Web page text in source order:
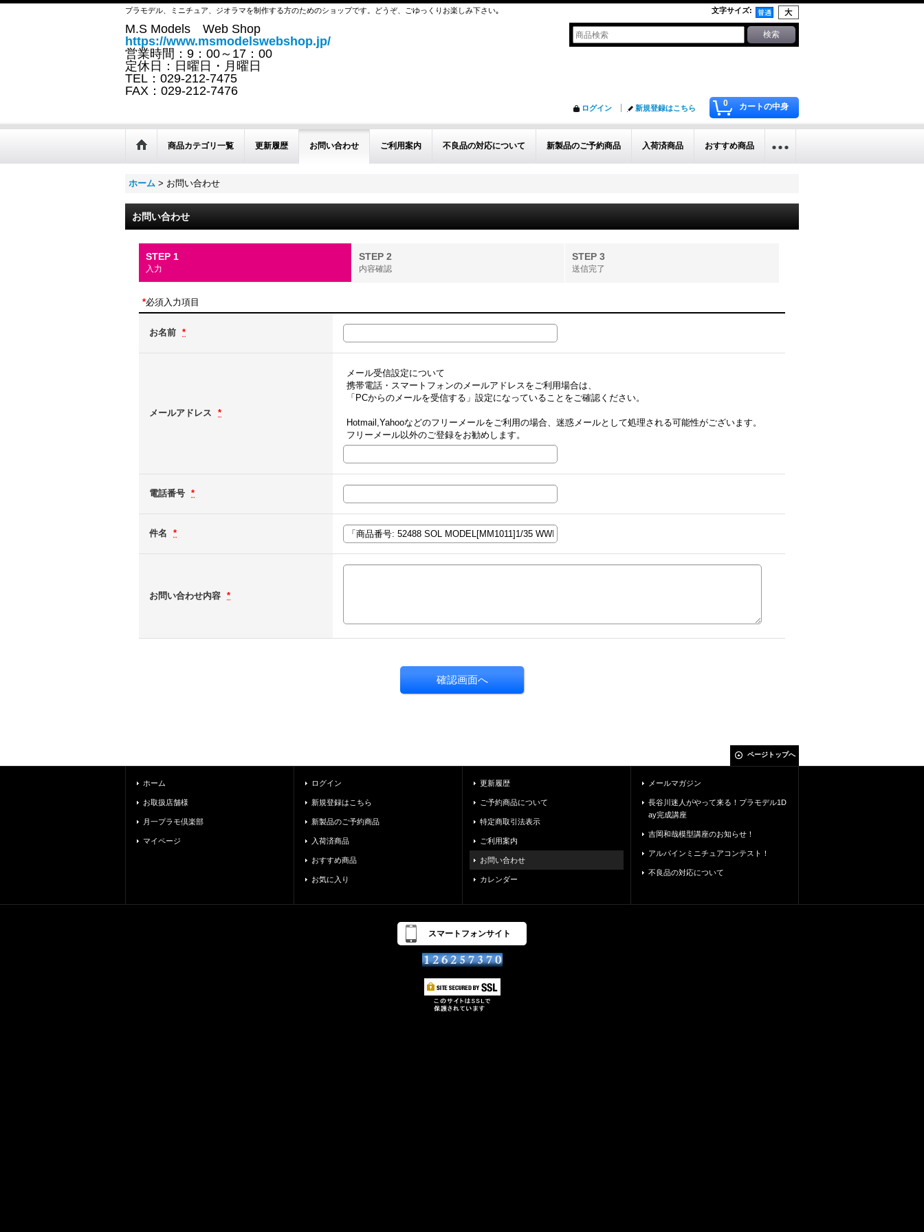
プラモデル、ミニチュア、ジオラマを制作する方のためのショップです。どうぞ、ごゆっくりお楽しみ下さい｡ 文字サイズ:
M.S Models Web Shop
https://www.msmodelswebshop.jp/
営業時間：9：00～17：00
定休日：日曜日・月曜日
TEL：029-212-7475
FAX：029-212-7476
0 カートの中身
ログイン 新規登録はこちら
商品カテゴリ一覧 更新履歴 お問い合わせ ご利用案内 不良品の対応について 新製品のご予約商品 入荷済商品 おすすめ商品
ホーム > お問い合わせ
お問い合わせ
STEP 1
入力
STEP 2
内容確認
STEP 3
送信完了
*必須入力項目
お名前 *
メールアドレス *
メール受信設定について
携帯電話・スマートフォンのメールアドレスをご利用場合は、
「PCからのメールを受信する」設定になっていることをご確認ください。
Hotmail,Yahooなどのフリーメールをご利用の場合、迷惑メールとして処理される可能性がございます。
フリーメール以外のご登録をお勧めします。
電話番号 *
件名 *
お問い合わせ内容 *
ページトップへ
ホーム
お取扱店舗様
月一プラモ倶楽部
マイページ
ログイン
新規登録はこちら
新製品のご予約商品
入荷済商品
おすすめ商品
お気に入り
更新履歴
ご予約商品について
特定商取引法表示
ご利用案内
お問い合わせ
カレンダー
メールマガジン
長谷川迷人がやって来る！プラモデル1D
ay完成講座
吉岡和哉模型講座のお知らせ！
アルパインミニチュアコンテスト！
不良品の対応について
スマートフォンサイト